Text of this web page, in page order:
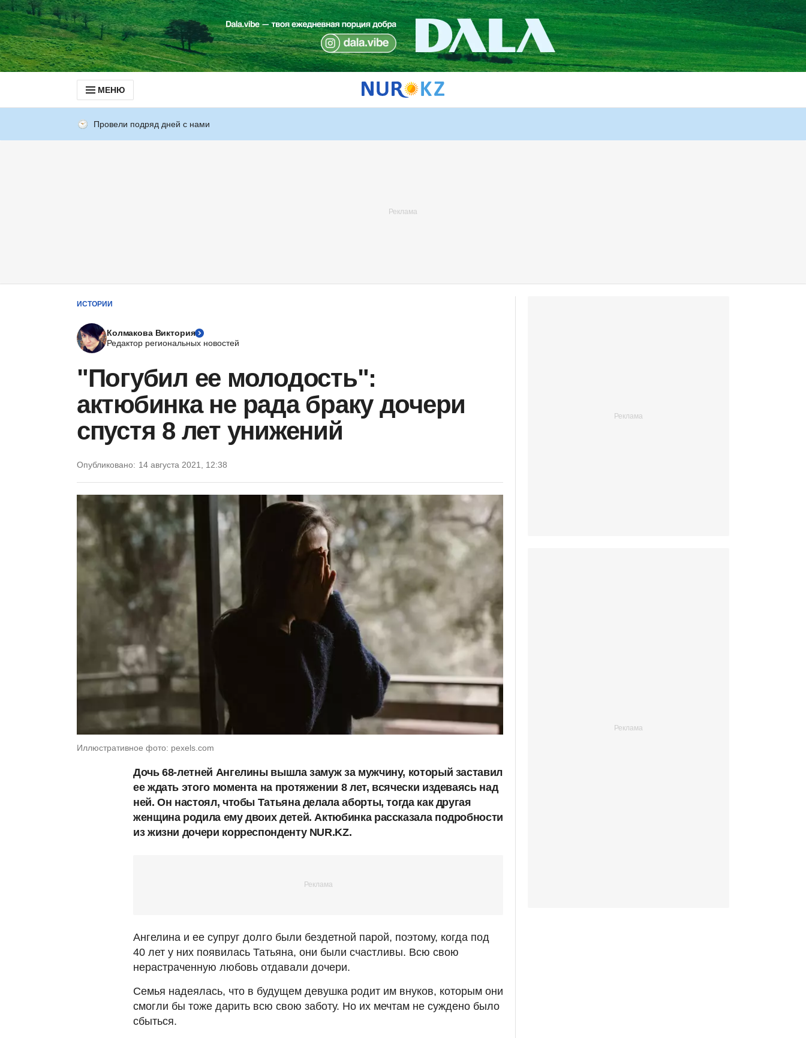
МЕНЮ
Провели подряд дней с нами
ИСТОРИИ
Колмакова Виктория
Редактор региональных новостей
"Погубил ее молодость":
актюбинка не рада браку дочери
спустя 8 лет унижений
Опубликовано: 14 августа 2021, 12:38
Иллюстративное фото: pexels.com
Дочь 68-летней Ангелины вышла замуж за мужчину, который заставил
ее ждать этого момента на протяжении 8 лет, всячески издеваясь над
ней. Он настоял, чтобы Татьяна делала аборты, тогда как другая
женщина родила ему двоих детей. Актюбинка рассказала подробности
из жизни дочери корреспонденту NUR.KZ.
Ангелина и ее супруг долго были бездетной парой, поэтому, когда под
40 лет у них появилась Татьяна, они были счастливы. Всю свою
нерастраченную любовь отдавали дочери.
Семья надеялась, что в будущем девушка родит им внуков, которым они
смогли бы тоже дарить всю свою заботу. Но их мечтам не суждено было
сбыться.